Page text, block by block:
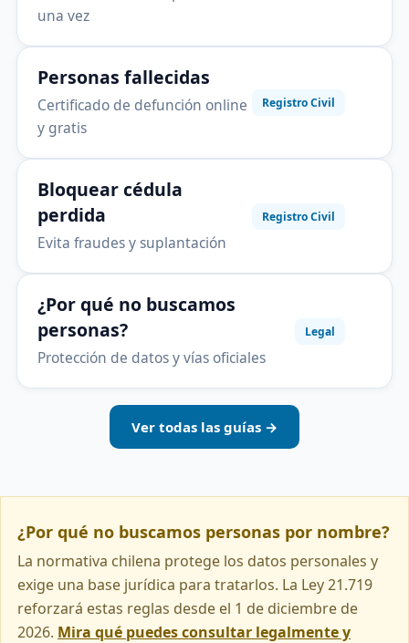
una vez
Personas fallecidas
Certificado de defunción online
y gratis
Registro Civil
Bloquear cédula
perdida
Evita fraudes y suplantación
Registro Civil
¿Por qué no buscamos
personas?
Protección de datos y vías oficiales
Legal
Ver todas las guías →
¿Por qué no buscamos personas por nombre?
La normativa chilena protege los datos personales y
exige una base jurídica para tratarlos. La Ley 21.719
reforzará estas reglas desde el 1 de diciembre de
2026. Mira qué puedes consultar legalmente y